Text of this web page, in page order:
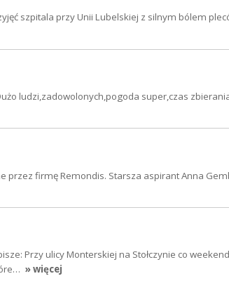
szpitala przy Unii Lubelskiej z silnym bólem
ludzi,zadowolonych,pogoda super,czas
przez firmę Remondis. Starsza aspirant Anna
Przy ulicy Monterskiej na Stołczynie co
» więcej